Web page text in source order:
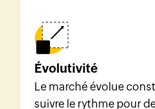
Évolutivité
Le marché évolue
suivre le rythme pour